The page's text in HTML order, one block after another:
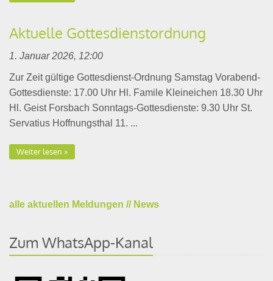
Aktuelle Gottesdienstordnung
1. Januar 2026, 12:00
Zur Zeit gültige Gottesdienst-Ordnung Samstag Vorabend-
Gottesdienste: 17.00 Uhr Hl. Famile Kleineichen 18.30 Uhr
Hl. Geist Forsbach Sonntags-Gottesdienste: 9.30 Uhr St.
Servatius Hoffnungsthal 11. ...
Weiter lesen
alle aktuellen Meldungen // News
Zum WhatsApp-Kanal